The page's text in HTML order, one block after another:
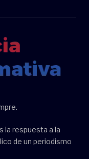
la respuesta a la
de un periodismo